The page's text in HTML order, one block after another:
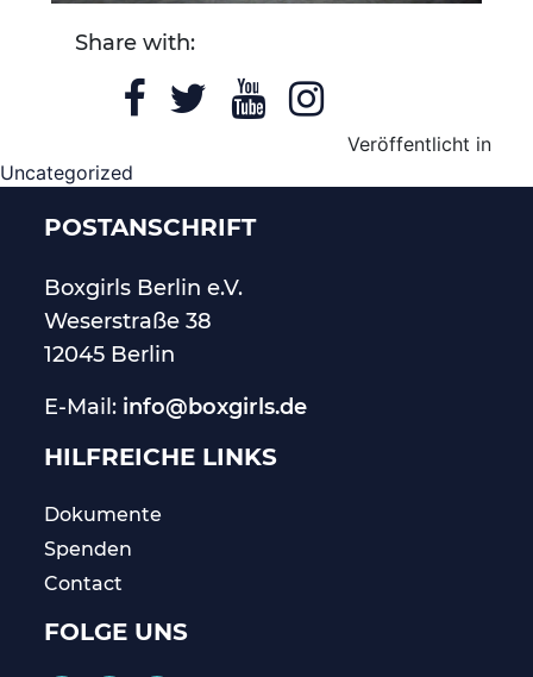
Share with:
Veröffentlicht in
Uncategorized
POSTANSCHRIFT
Boxgirls Berline.V.
Weserstraße 38
12045 Berlin
E-Mail: info@boxgirls.de
HILFREICHE LINKS
Dokumente
Spenden
Contact
FOLGE UNS